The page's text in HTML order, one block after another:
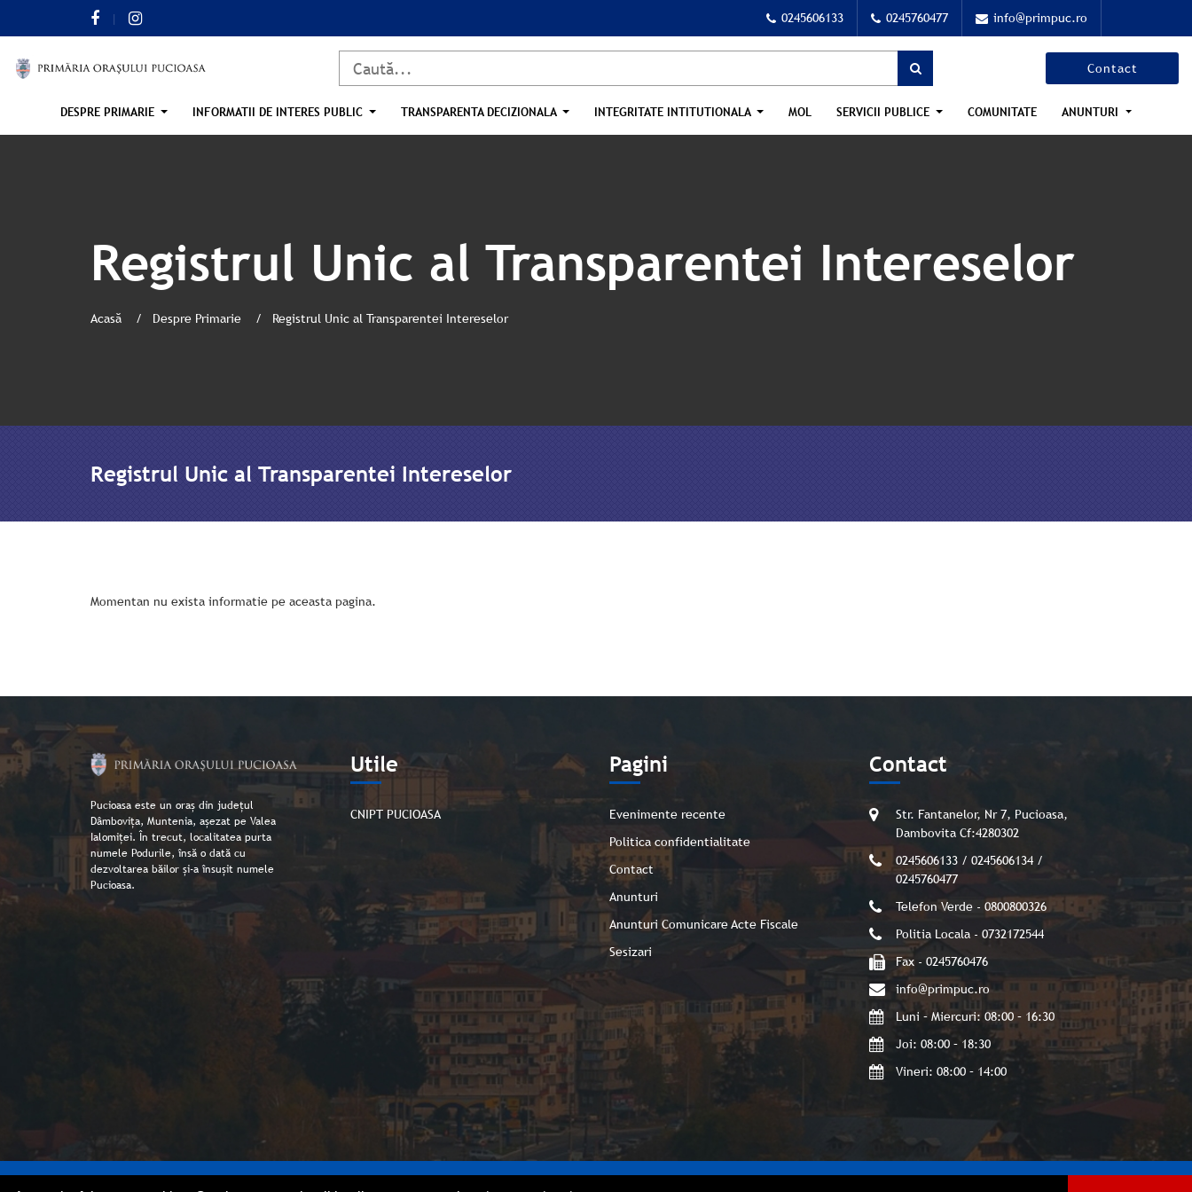
0245606133 0245760477 info@primpuc.ro
Contact
DESPRE PRIMARIE INFORMATII DE INTERES PUBLIC TRANSPARENTA DECIZIONALA INTEGRITATE INTITUTIONALA MOL SERVICII PUBLICE COMUNITATE ANUNTURI
Registrul Unic al Transparentei Intereselor
Acasă Despre Primarie Registrul Unic al Transparentei Intereselor
Registrul Unic al Transparentei Intereselor
Momentan nu exista informatie pe aceasta pagina.
Pucioasa este un oraș din județul
Dâmbovița, Muntenia, așezat pe Valea
Ialomiței. În trecut, localitatea purta
numele Podurile, însă o dată cu
dezvoltarea băilor și-a însușit numele
Pucioasa.
Utile
CNIPT PUCIOASA
Pagini
Evenimente recente
Politica confidentialitate
Contact
Anunturi
Anunturi Comunicare Acte Fiscale
Sesizari
Contact
Str. Fantanelor, Nr 7, Pucioasa,
Dambovita Cf:4280302
0245606133 / 0245606134 /
0245760477
Telefon Verde - 0800800326
Politia Locala - 0732172544
Fax - 0245760476
info@primpuc.ro
Luni – Miercuri: 08:00 – 16:30
Joi: 08:00 – 18:30
Vineri: 08:00 – 14:00